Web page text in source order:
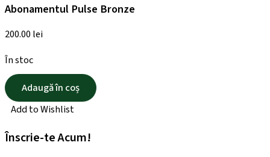
Abonamentul Pulse Bronze
200.00 lei
În stoc
Adaugă în coș
Add to Wishlist
Înscrie-te Acum!